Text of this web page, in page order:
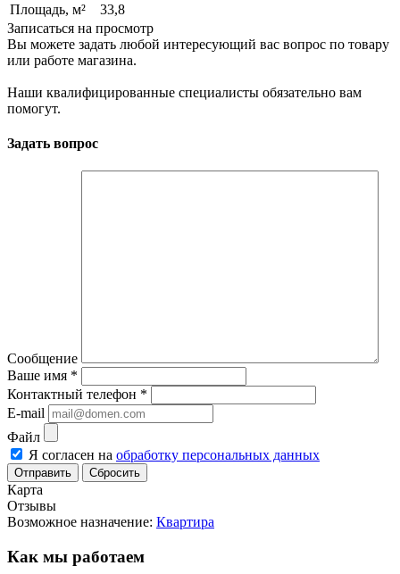
Площадь, м²
33,8
Записаться на просмотр
Вы можете задать любой интересующий вас вопрос по товару
или работе магазина.
Наши квалифицированные специалисты обязательно вам
помогут.
Задать вопрос
Сообщение
Ваше имя *
Контактный телефон *
E-mail
Файл
Я согласен на обработку персональных данных
Сбросить
Карта
Отзывы
Возможное назначение: Квартира
Как мы работаем